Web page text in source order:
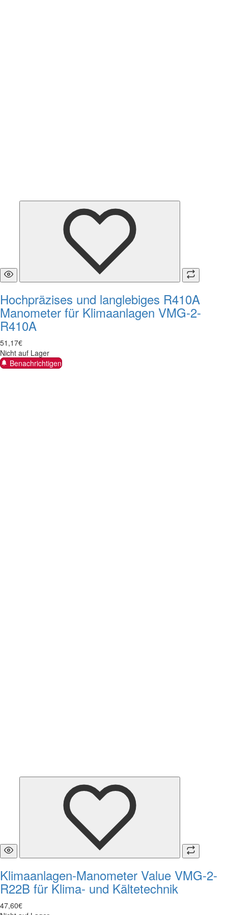
Hochpräzises und langlebiges R410A
Manometer für Klimaanlagen VMG-2-
R410A
51 ,17€
Nicht auf Lager
Benachrichtigen
Klimaanlagen-Manometer Value VMG-2-
R22B für Klima- und Kältetechnik
47,60€